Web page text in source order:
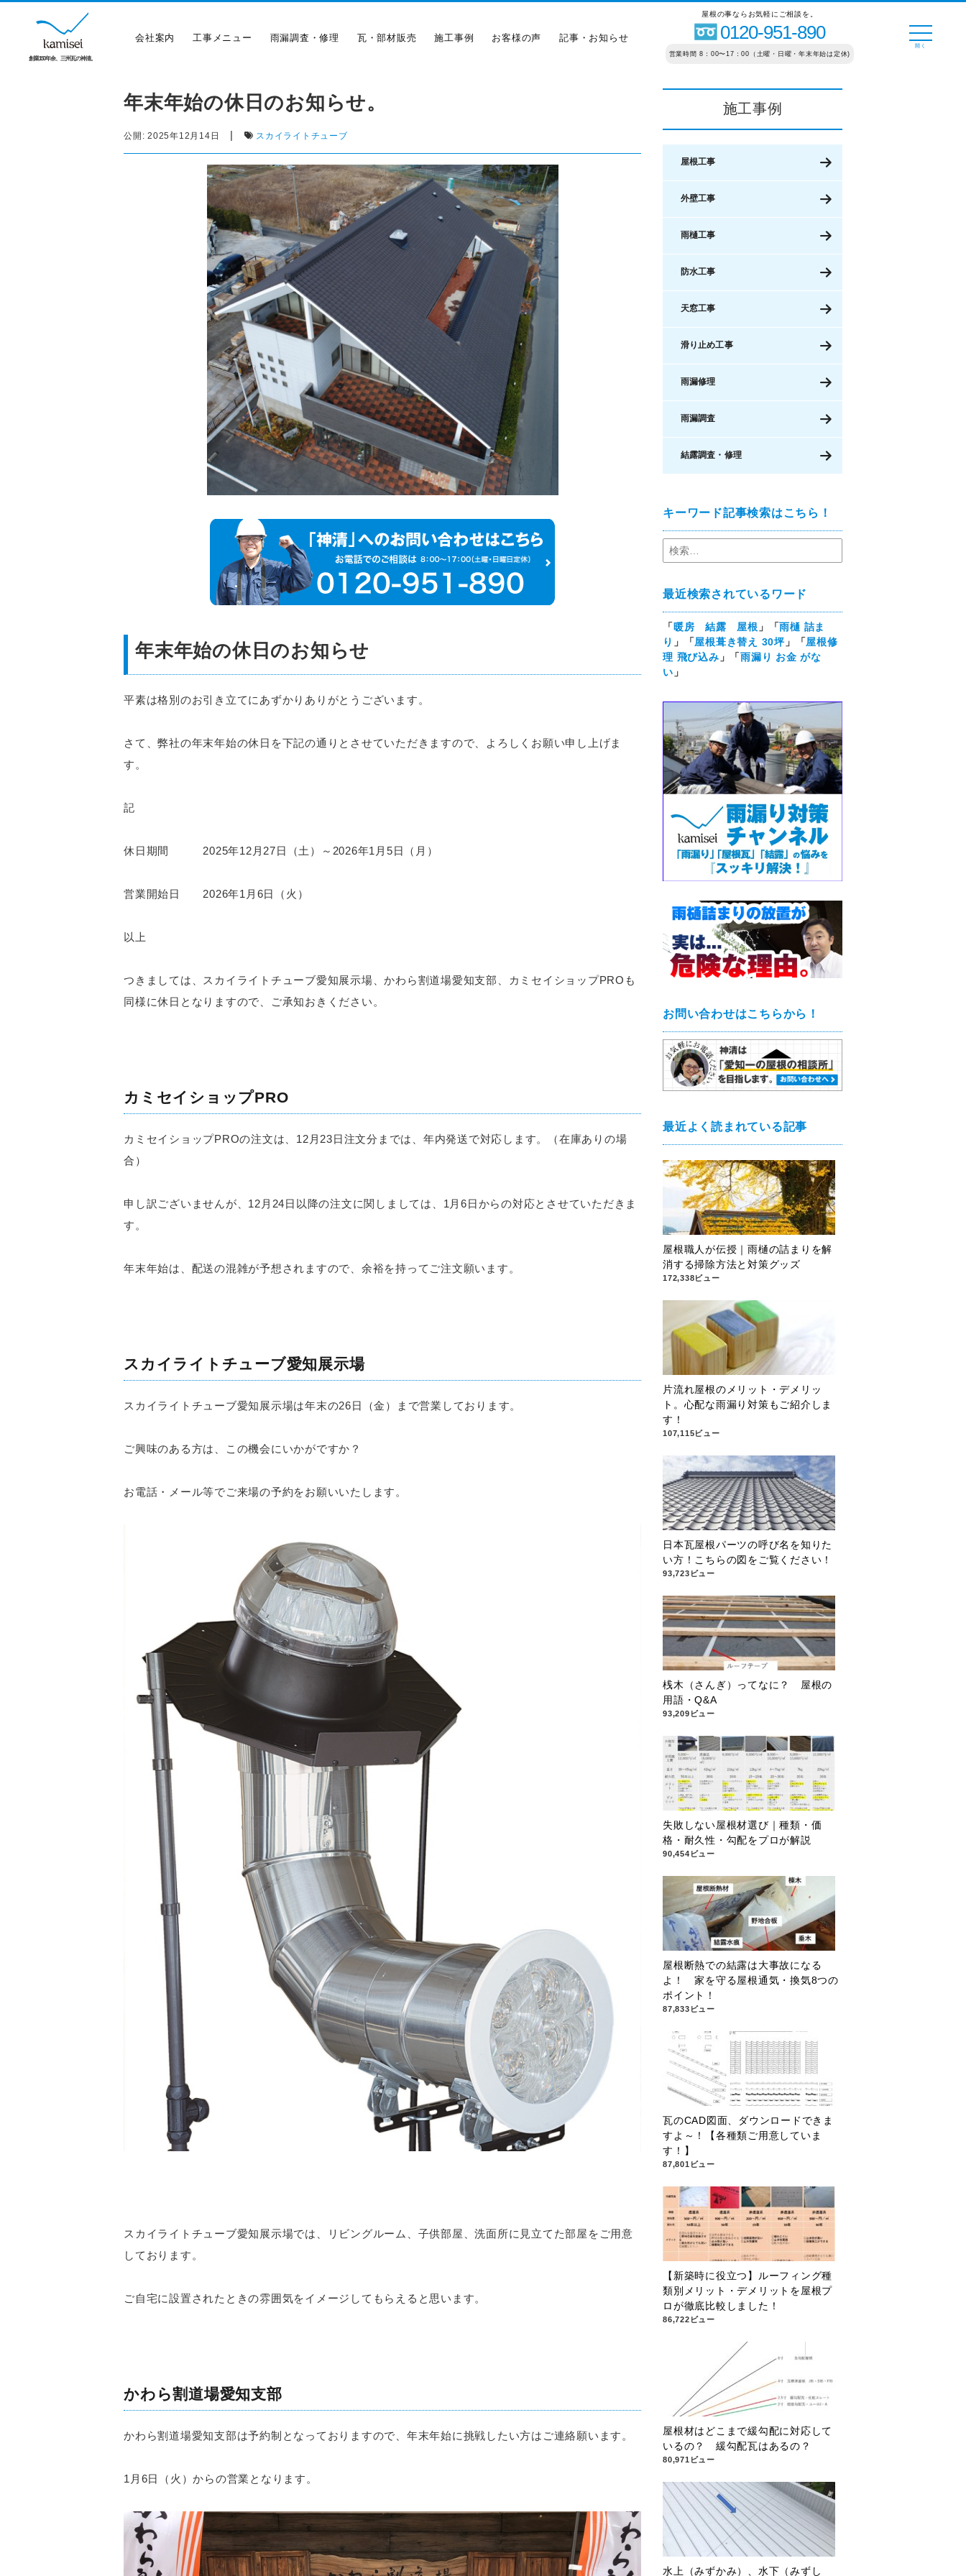
創業150年余、三州瓦の神清。
会社案内 工事メニュー 雨漏調査・修理 瓦・部材販売 施工事例 お客様の声 記事・お知らせ
屋根の事ならお気軽にご相談を。
0120-951-890
営業時間 8：00〜17：00（土曜・日曜・年末年始は定休)
年末年始の休日のお知らせ。
公開: 2025年12月14日 | スカイライトチューブ
年末年始の休日のお知らせ
平素は格別のお引き立てにあずかりありがとうございます。
さて、弊社の年末年始の休日を下記の通りとさせていただきますので、よろしくお願い申し上げま
す。
記
休日期間 2025年12月27日（土）～2026年1月5日（月）
営業開始日 2026年1月6日（火）
以上
つきましては、スカイライトチューブ愛知展示場、かわら割道場愛知支部、カミセイショップPROも
同様に休日となりますので、ご承知おきください。
カミセイショップPRO
カミセイショップPROの注文は、12月23日注文分までは、年内発送で対応します。（在庫ありの場
合）
申し訳ございませんが、12月24日以降の注文に関しましては、1月6日からの対応とさせていただきま
す。
年末年始は、配送の混雑が予想されますので、余裕を持ってご注文願います。
スカイライトチューブ愛知展示場
スカイライトチューブ愛知展示場は年末の26日（金）まで営業しております。
ご興味のある方は、この機会にいかがですか？
お電話・メール等でご来場の予約をお願いいたします。
スカイライトチューブ愛知展示場では、リビングルーム、子供部屋、洗面所に見立てた部屋をご用意
しております。
ご自宅に設置されたときの雰囲気をイメージしてもらえると思います。
かわら割道場愛知支部
かわら割道場愛知支部は予約制となっておりますので、年末年始に挑戦したい方はご連絡願います。
1月6日（火）からの営業となります。
施工事例
屋根工事
外壁工事
雨樋工事
防水工事
天窓工事
滑り止め工事
雨漏修理
雨漏調査
結露調査・修理
キーワード記事検索はこちら！
最近検索されているワード
「暖房 結露 屋根 」「雨樋 詰ま
り 」「屋根葺き替え 30坪」「屋根修
理 飛び込み 」「雨漏り お金 がな
い 」
お問い合わせはこちらから！
最近よく読まれている記事
屋根職人が伝授｜雨樋の詰まりを解
消する掃除方法と対策グッズ
172,338ビュー
片流れ屋根のメリット・デメリッ
ト。心配な雨漏り対策もご紹介しま
す！
107,115ビュー
日本瓦屋根パーツの呼び名を知りた
い方！こちらの図をご覧ください！
93,723ビュー
桟木（さんぎ）ってなに？ 屋根の
用語・Q&A
93,209ビュー
失敗しない屋根材選び｜種類・価
格・耐久性・勾配をプロが解説
90,454ビュー
屋根断熱での結露は大事故になる
よ！ 家を守る屋根通気・換気8つの
ポイント！
87,833ビュー
瓦のCAD図面、ダウンロードできま
すよ～！【各種類ご用意していま
す！】
87,801ビュー
【新築時に役立つ】ルーフィング種
類別メリット・デメリットを屋根プ
ロが徹底比較しました！
86,722ビュー
屋根材はどこまで緩勾配に対応して
いるの？ 緩勾配瓦はあるの？
80,971ビュー
水上（みずかみ）、水下（みずし